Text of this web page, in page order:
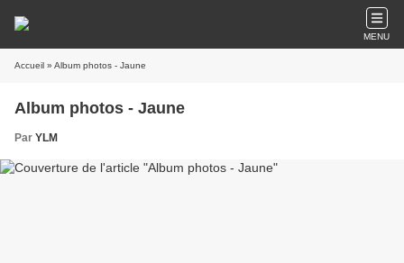
MENU
Accueil » Album photos - Jaune
Album photos - Jaune
Par YLM